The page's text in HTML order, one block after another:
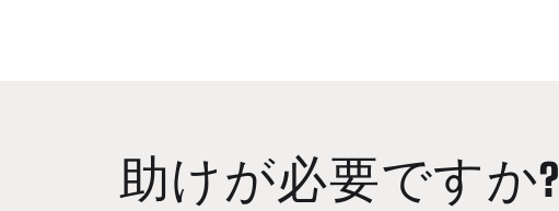
助けが必要ですか?